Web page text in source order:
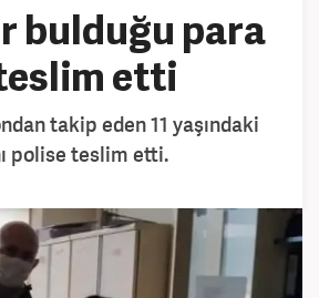
bulduğu para
etti
takip eden 11 yaşındaki
polise teslim etti.